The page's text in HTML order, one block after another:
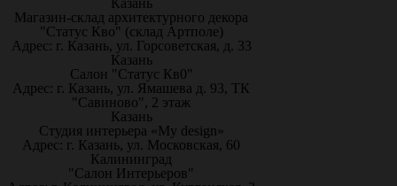
Казань
Магазин-склад архитектурного декора
"Статус Кво" (склад Артполе)
Адрес: г. Казань, ул. Горсоветская, д. 33
Казань
Салон "Статус Кв0"
Адрес: г. Казань, ул. Ямашева д. 93, ТК
"Савиново", 2 этаж
Казань
Студия интерьера «My design»
Адрес: г. Казань, ул. Московская, 60
Калининград
"Салон Интерьеров"